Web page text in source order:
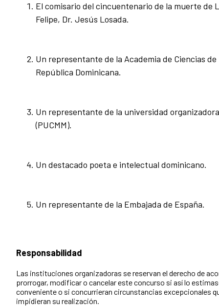
El comisario del cincuentenario de la muerte de
Felipe, Dr. Jesús Losada.
Un representante de la Academia de Ciencias de
República Dominicana.
Un representante de la universidad organizadora
(PUCMM).
Un destacado poeta e intelectual dominicano.
Un representante de la Embajada de España.
Responsabilidad
Las instituciones organizadoras se reservan el derecho de
prorrogar, modificar o cancelar este concurso si así lo
conveniente o si concurrieran circunstancias excepcionales
impidieran su realización.